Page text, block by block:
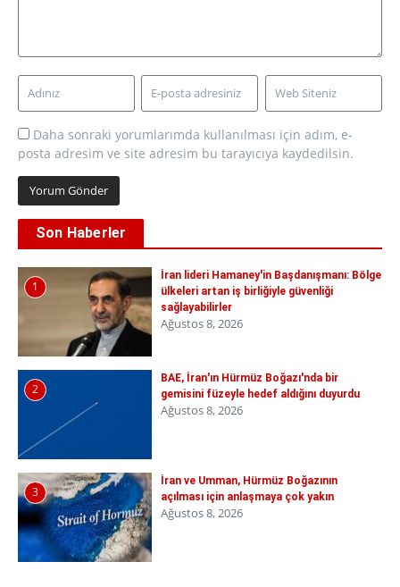
Daha sonraki yorumlarımda kullanılması için adım, e-
posta adresim ve site adresim bu tarayıcıya kaydedilsin.
Son Haberler
1
İran lideri Hamaney'in Başdanışmanı: Bölge
ülkeleri artan iş birliğiyle güvenliği
sağlayabilirler
Ağustos 8, 2026
2
BAE, İran'ın Hürmüz Boğazı'nda bir
gemisini füzeyle hedef aldığını duyurdu
Ağustos 8, 2026
3
İran ve Umman, Hürmüz Boğazının
açılması için anlaşmaya çok yakın
Ağustos 8, 2026